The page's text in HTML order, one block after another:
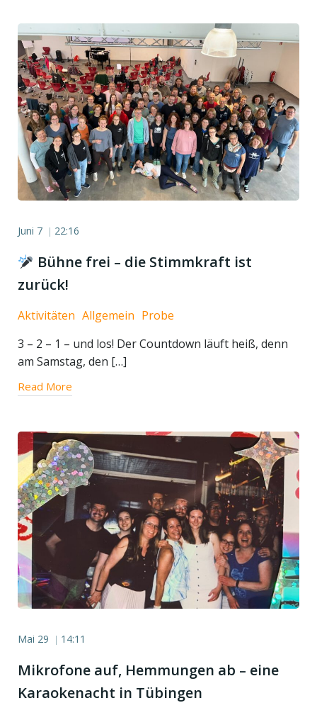
Juni 7 | 22:16
Bühne frei – die Stimmkraft ist
zurück!
Aktivitäten Allgemein Probe
3 – 2 – 1 – und los! Der Countdown läuft heiß, denn
am Samstag, den […]
Read More
Mai 29 | 14:11
Mikrofone auf, Hemmungen ab – eine
Karaokenacht in Tübingen